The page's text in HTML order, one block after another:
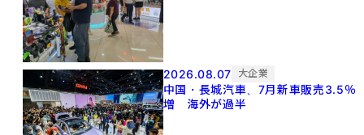
2026.08.07 大企業
中国・長城汽車、7月新車販売3.5％
増 海外が過半